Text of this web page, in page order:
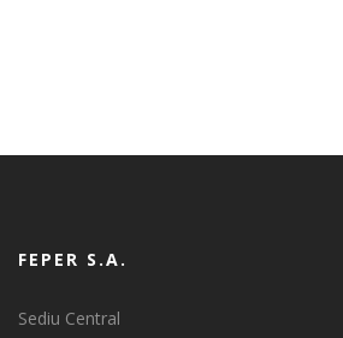
FEPER S.A.
Sediu Central